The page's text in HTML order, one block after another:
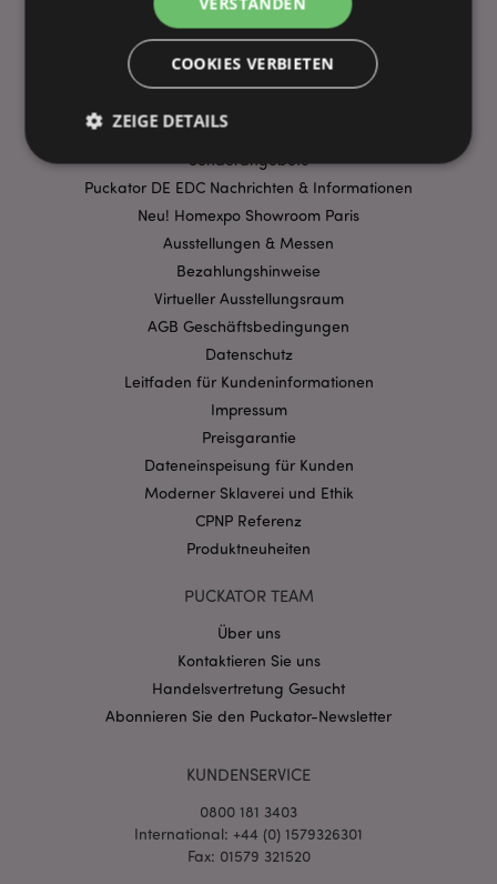
WICHTIGE INFORMATION
Lieferbedingungen
Sonderangebote
Puckator DE EDC Nachrichten & Informationen
Neu! Homexpo Showroom Paris
Ausstellungen & Messen
Bezahlungshinweise
Virtueller Ausstellungsraum
AGB Geschäftsbedingungen
Datenschutz
Leitfaden für Kundeninformationen
Impressum
Preisgarantie
Dateneinspeisung für Kunden
Moderner Sklaverei und Ethik
CPNP Referenz
Produktneuheiten
PUCKATOR TEAM
Über uns
Kontaktieren Sie uns
Handelsvertretung Gesucht
Abonnieren Sie den Puckator-Newsletter
KUNDENSERVICE
0800 181 3403
International: +44 (0) 1579326301
Fax: 01579 321520
COOKIES VERBIETEN
ZEIGE DETAILS
Unbedingt notwendige
Leistungs
Ausrichten
Funktions
Streng-notwendige-Cookies ermöglichen
Kernfunktionen der Website wie die
Ohne unbedingt notwendige cookies kann die
Website nicht richtig genutzt werden.
Provider
CookieScriptConsent
mage-cache-storage-section-